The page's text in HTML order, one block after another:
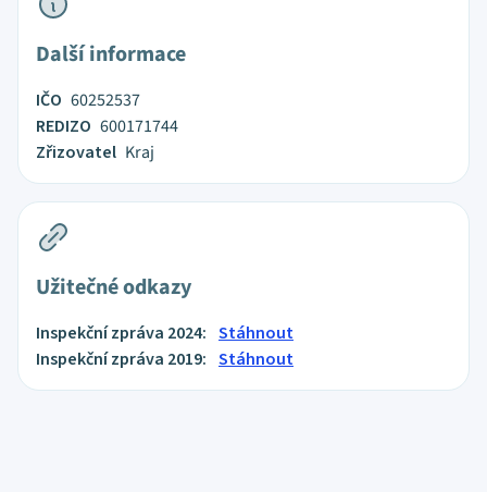
Další informace
IČO 60252537
REDIZO 600171744
Zřizovatel Kraj
Užitečné odkazy
Inspekční zpráva 2024: Stáhnout
Inspekční zpráva 2019: Stáhnout